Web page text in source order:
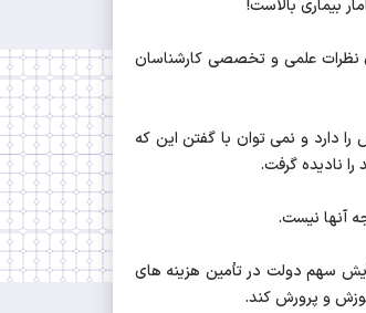
بیماری بالاست!
نظرات علمی و تخصصی کارشناسان
دارد و نمی توان با گفتن این که
نادیده گرفت.
آنها نیست.
سهم دولت در تأمین هزینه های
و پرورش کند.